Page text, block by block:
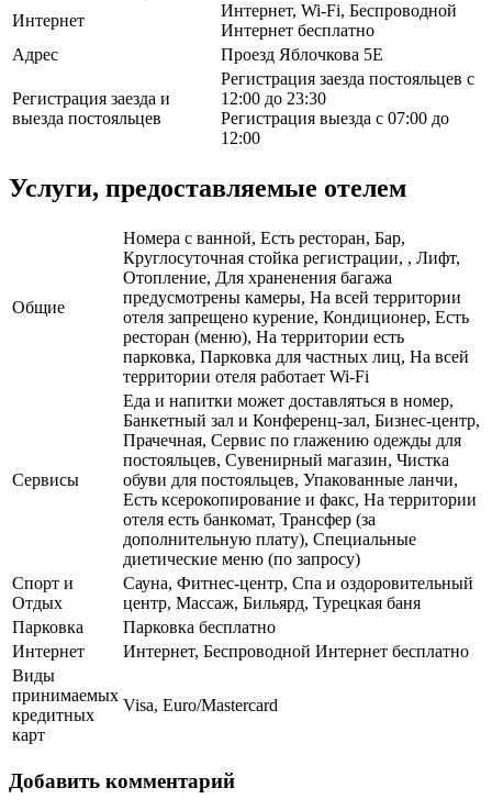
Интернет
Интернет, Wi-Fi, Беспроводной
Интернет бесплатно
Адрес
Проезд Яблочкова 5E
Регистрация заезда и
выезда постояльцев
Регистрация заезда постояльцев с
12:00 до 23:30
Регистрация выезда с 07:00 до
12:00
Услуги, предоставляемые отелем
Общие
Номера с ванной, Есть ресторан, Бар,
Круглосуточная стойка регистрации, , Лифт,
Отопление, Для храненения багажа
предусмотрены камеры, На всей территории
отеля запрещено курение, Кондиционер, Есть
ресторан (меню), На территории есть
парковка, Парковка для частных лиц, На всей
территории отеля работает Wi-Fi
Сервисы
Еда и напитки может доставляться в номер,
Банкетный зал и Конференц-зал, Бизнес-центр,
Прачечная, Сервис по глажению одежды для
постояльцев, Сувенирный магазин, Чистка
обуви для постояльцев, Упакованные ланчи,
Есть ксерокопирование и факс, На территории
отеля есть банкомат, Трансфер (за
дополнительную плату), Специальные
диетические меню (по запросу)
Спорт и
Отдых
Сауна, Фитнес-центр, Спа и оздоровительный
центр, Массаж, Бильярд, Турецкая баня
Парковка
Парковка бесплатно
Интернет
Интернет, Беспроводной Интернет бесплатно
Виды
принимаемых
кредитных
карт
Visa, Euro/Mastercard
Добавить комментарий